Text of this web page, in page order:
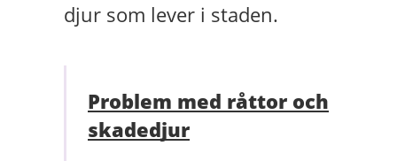
djur som lever i staden.
Problem med råttor och
skadedjur